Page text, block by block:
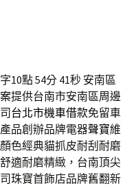
10點 54分 41秒 安南區
提供台南市安南區周邊
台北市機車借款免留車
品創辦品牌電器聲寶維
色經典貓抓皮耐刮耐磨
適耐磨精緻，台南頂尖
珠寶首飾店品牌舊翻新